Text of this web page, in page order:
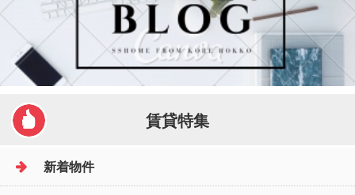
賃貸特集
新着物件